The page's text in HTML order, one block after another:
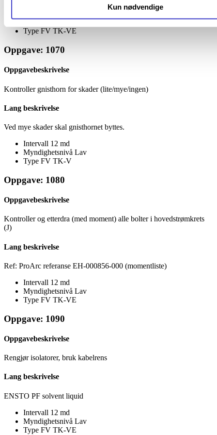
Kun nødvendige
MyndighetsnivåLav
Type FV TK-VE
Oppgave: 1070
Oppgavebeskrivelse
Kontroller gnisthorn for skader (lite/mye/ingen)
Lang beskrivelse
Ved mye skader skal gnisthornet byttes.
Intervall 12 md
Myndighetsnivå Lav
Type FV TK-V
Oppgave: 1080
Oppgavebeskrivelse
Kontroller og etterdra (med moment) alle bolter i hovedstrømkrets
(J)
Lang beskrivelse
Ref: ProArc referanse EH-000856-000 (momentliste)
Intervall 12 md
Myndighetsnivå Lav
Type FV TK-VE
Oppgave: 1090
Oppgavebeskrivelse
Rengjør isolatorer, bruk kabelrens
Lang beskrivelse
ENSTO PF solvent liquid
Intervall 12 md
Myndighetsnivå Lav
Type FV TK-VE